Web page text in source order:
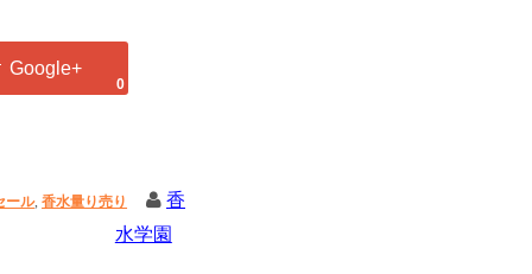
0
ール,香水量り売り
香
水学園